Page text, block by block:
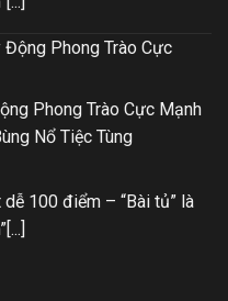
Phong Trào Cực Mạnh
Nổ Tiệc Tùng
100 điểm – “Bài tủ” là